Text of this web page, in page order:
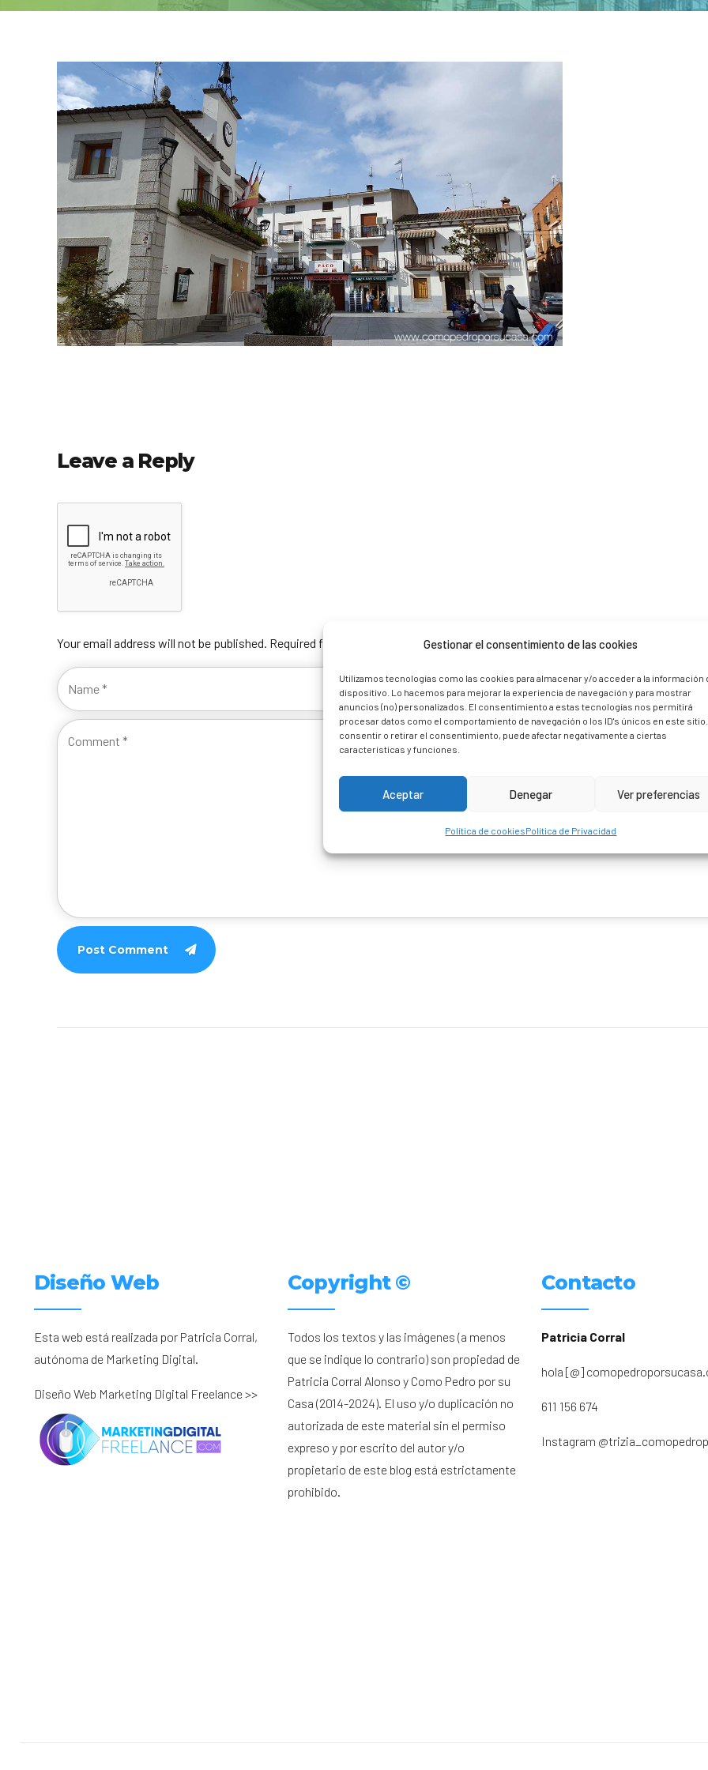
Gestionar el consentimiento de las cookies
Utilizamos tecnologías como las cookies para almacenar y/o acceder a la información
dispositivo. Lo hacemos para mejorar la experiencia de navegación y para mostrar
anuncios (no) personalizados. El consentimiento a estas tecnologías nos permitirá
procesar datos como el comportamiento de navegación o los ID's únicos en este
consentir o retirar el consentimiento, puede afectar negativamente a ciertas
características y funciones.
Aceptar Denegar Ver preferencias
Política de cookiesPolítica de Privacidad
Leave a Reply
Your email address will not be published. Required fields are marked *
Post Comment
Diseño Web
Esta web está realizada por Patricia Corral,
autónoma de Marketing Digital.
Diseño Web Marketing Digital Freelance >>
Copyright ©
Todos los textos y las imágenes (a menos
que se indique lo contrario) son propiedad de
Patricia Corral Alonso y Como Pedro por su
Casa (2014-2024). El uso y/o duplicación no
autorizada de este material sin el permiso
expreso y por escrito del autor y/o
propietario de este blog está estrictamente
prohibido.
Contacto
Patricia Corral
hola [@]
611 156 674
Instagram